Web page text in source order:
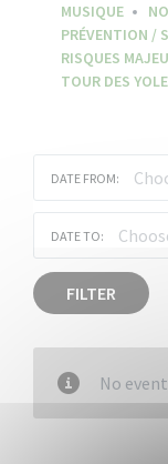
MUSIQUE
PRÉVENTION /
RISQUES
TOUR DES
DATE FROM:
DATE TO:
FILTER
No